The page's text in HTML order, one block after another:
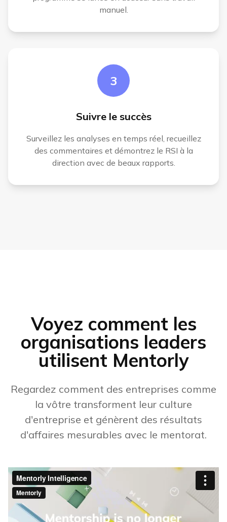
manuel.
3
Suivre le succès
Surveillez les analyses en temps réel, recueillez
des commentaires et démontrez le RSI à la
direction avec de beaux rapports.
Voyez comment les
organisations leaders
utilisent Mentorly
Regardez comment des entreprises comme
la vôtre transforment leur culture
d'entreprise et génèrent des résultats
d'affaires mesurables avec le mentorat.